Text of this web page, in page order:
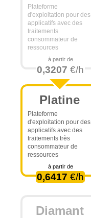
Plateforme
d'exploitation pour des
applicatifs avec des
traitements
consommateur de
ressources
à partir de
0,3207€/h
Platine
Plateforme
d'exploitation pour des
applicatifs avec des
traitements très
consommateur de
ressources
à partir de
0,6417€/h
Diamant